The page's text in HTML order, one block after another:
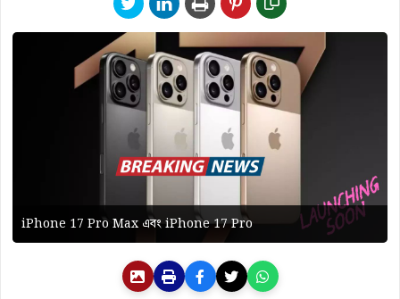
iPhone 17 Pro Max এবং iPhone 17 Pro